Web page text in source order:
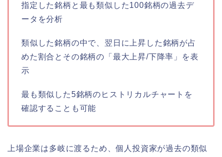
指定した銘柄と最も類似した100銘柄の過去デ
ータを分析
類似した銘柄の中で、翌日に上昇した銘柄が占
めた割合とその銘柄の「最大上昇/下降率」を表
示
最も類似した5銘柄のヒストリカルチャートを
確認することも可能
上場企業は多岐に渡るため、個人投資家が過去の類似